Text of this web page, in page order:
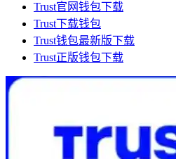
Trust官网钱包下载
Trust下载钱包
Trust钱包最新版下载
Trust正版钱包下载